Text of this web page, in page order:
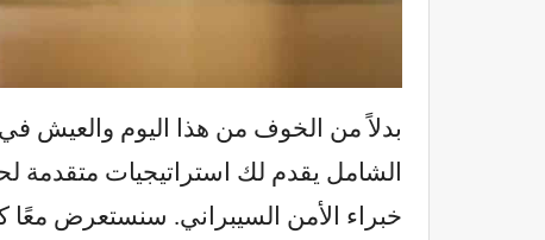
بدلاً من الخوف من هذا اليوم والعيش في
خبراء الأمن السيبراني. سنستعرض معًا